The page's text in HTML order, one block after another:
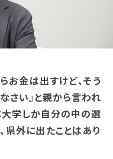
お金は出すけど、そう
さい』と親から言われ
学しか自分の中の選
県外に出たことはあり